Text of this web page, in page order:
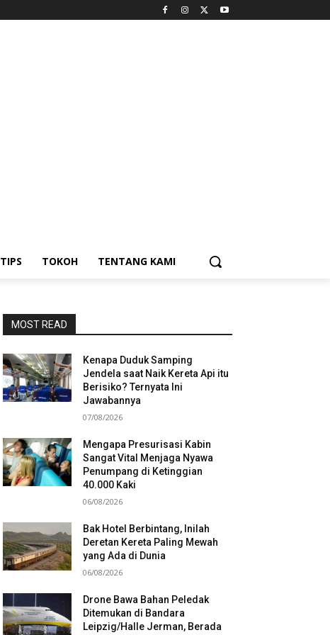
TIPS TOKOH TENTANG KAMI
MOST READ
Kenapa Duduk Samping
Jendela saat Naik Kereta Api itu
Berisiko? Ternyata Ini
Jawabannya
07/08/2026
Mengapa Presurisasi Kabin
Sangat Vital Menjaga Nyawa
Penumpang di Ketinggian
40.000 Kaki
06/08/2026
Bak Hotel Berbintang, Inilah
Deretan Kereta Paling Mewah
yang Ada di Dunia
06/08/2026
Drone Bawa Bahan Peledak
Ditemukan di Bandara
Leipzig/Halle Jerman, Berada